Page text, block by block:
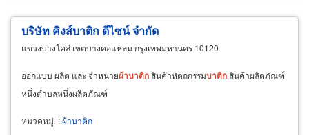
บริษัท คิงส์บาติก ดีไซน์ จำกัด
แขวงบางโคล่ เขตบางคอแหลม กรุงเทพมหานคร 10120
ออกแบบ ผลิต และ จำหน่ายผ้าบาติกสินค้าหัตถกรรมบาติกสินค้าผลิตภัณฑ์
หนึ่งตำบลหนึ่งผลิตภัณฑ์
หมวดหมู่ :ผ้าบาติก